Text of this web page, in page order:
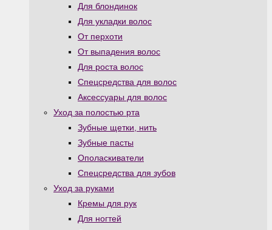
Для блондинок
Для укладки волос
От перхоти
От выпадения волос
Для роста волос
Спецсредства для волос
Аксессуары для волос
Уход за полостью рта
Зубные щетки, нить
Зубные пасты
Ополаскиватели
Спецсредства для зубов
Уход за руками
Кремы для рук
Для ногтей